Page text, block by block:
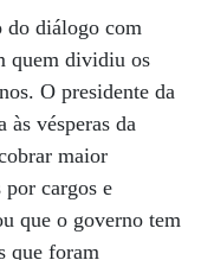
do diálogo com
quem dividiu os
O presidente da
às vésperas da
maior
por cargos e
que o governo tem
que foram